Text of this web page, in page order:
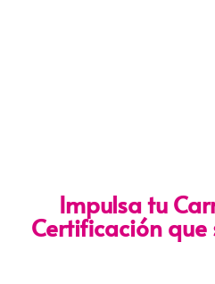
Impulsa tu
Certificación que